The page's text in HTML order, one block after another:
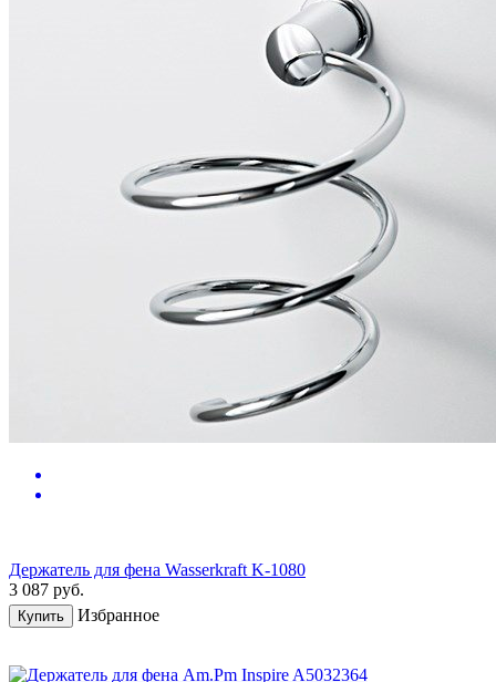
Держатель для фена Wasserkraft K-1080
3 087 руб.
Купить Избранное